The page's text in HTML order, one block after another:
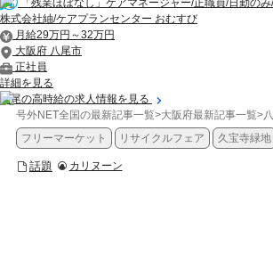
「残業ほぼなし」ケアマネージャー/正職員/日勤の
株式会社紬/ケアプランセンター おむすび
月給29万円～32万円
大阪府 八尾市
正社員
詳細を見る
八尾の高時給の求人情報を見る
号外NET全国の最新記事一覧>大阪府最新記事一覧>
フリーマーケット
リサイクルフェア 久宝寺緑地
話題 カリヌーン